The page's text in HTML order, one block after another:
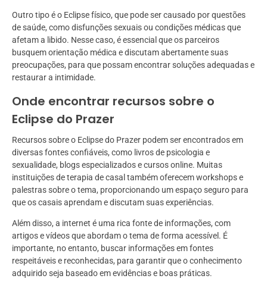
Outro tipo é o Eclipse físico, que pode ser causado por questões
de saúde, como disfunções sexuais ou condições médicas que
afetam a libido. Nesse caso, é essencial que os parceiros
busquem orientação médica e discutam abertamente suas
preocupações, para que possam encontrar soluções adequadas e
restaurar a intimidade.
Onde encontrar recursos sobre o
Eclipse do Prazer
Recursos sobre o Eclipse do Prazer podem ser encontrados em
diversas fontes confiáveis, como livros de psicologia e
sexualidade, blogs especializados e cursos online. Muitas
instituições de terapia de casal também oferecem workshops e
palestras sobre o tema, proporcionando um espaço seguro para
que os casais aprendam e discutam suas experiências.
Além disso, a internet é uma rica fonte de informações, com
artigos e vídeos que abordam o tema de forma acessível. É
importante, no entanto, buscar informações em fontes
respeitáveis e reconhecidas, para garantir que o conhecimento
adquirido seja baseado em evidências e boas práticas.